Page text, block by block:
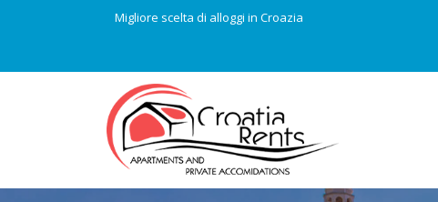
Migliore scelta di alloggi in Croazia